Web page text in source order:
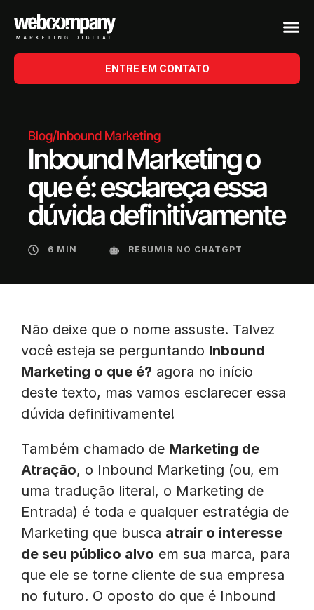
ENTRE EM CONTATO
Blog/Inbound Marketing
Inbound Marketing o
que é: esclareça essa
dúvida definitivamente
6 MIN RESUMIR NO CHATGPT
Não deixe que o nome assuste. Talvez
você esteja se perguntando Inbound
Marketing o que é? agora no início
deste texto, mas vamos esclarecer essa
dúvida definitivamente!
Também chamado de Marketing de
Atração, o Inbound Marketing (ou, em
uma tradução literal, o Marketing de
Entrada) é toda e qualquer estratégia de
Marketing que busca atrair o interesse
de seu público alvo em sua marca, para
que ele se torne cliente de sua empresa
no futuro. O oposto do que é Inbound